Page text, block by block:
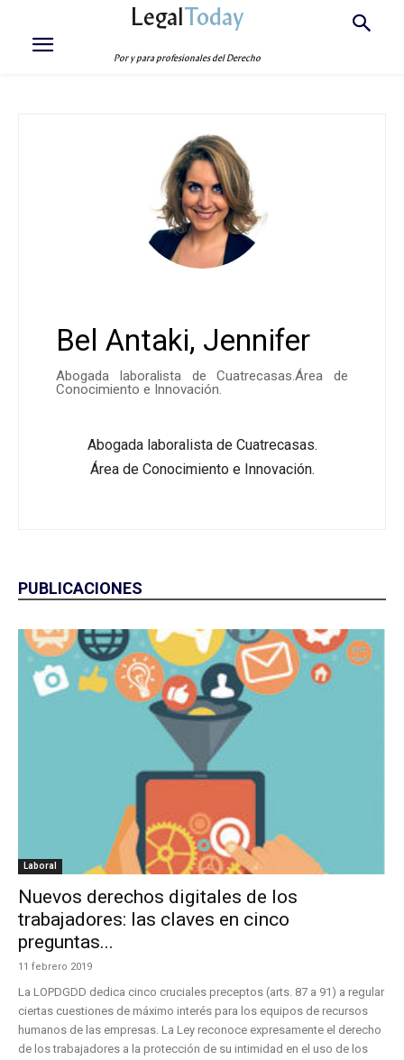
LegalToday
Por y para profesionales del Derecho
Bel Antaki, Jennifer
Abogada laboralista de Cuatrecasas.Área de
Conocimiento e Innovación.
Abogada laboralista de Cuatrecasas.
Área de Conocimiento e Innovación.
PUBLICACIONES
Laboral
Nuevos derechos digitales de los
trabajadores: las claves en cinco
preguntas...
11 febrero 2019
La LOPDGDD dedica cinco cruciales preceptos (arts. 87 a 91) a regular
ciertas cuestiones de máximo interés para los equipos de recursos
humanos de las empresas. La Ley reconoce expresamente el derecho
de los trabajadores a la protección de su intimidad en el uso de los